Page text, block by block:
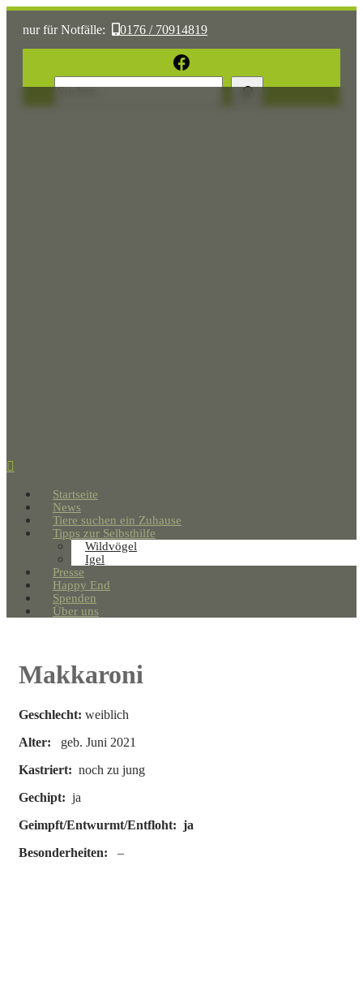
nur für Notfälle: 0176 / 70914819
Sonst: tierhilfe.wolfsburg@t-online.de
Facebook
Startseite
News
Tiere suchen ein Zuhause
Tipps zur Selbsthilfe
Wildvögel
Igel
Presse
Happy End
Spenden
Über uns
Makkaroni
Geschlecht: weiblich
Alter: geb. Juni 2021
Kastriert: noch zu jung
Gechipt: ja
Geimpft/Entwurmt/Entfloht: ja
Besonderheiten:
–